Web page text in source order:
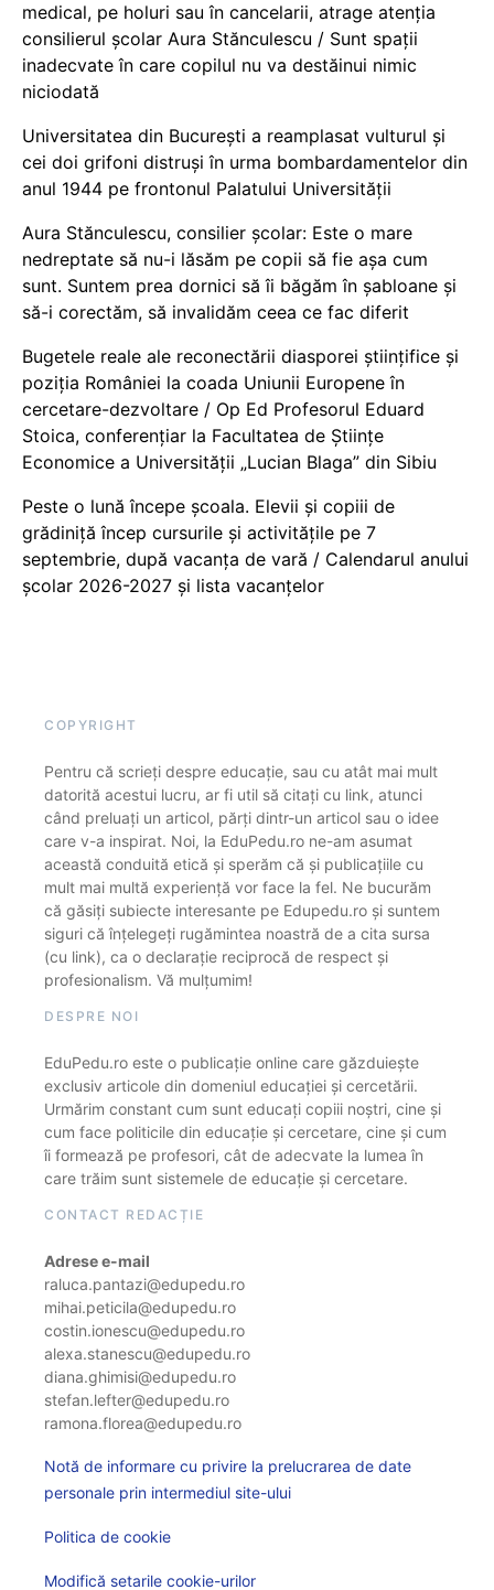
medical, pe holuri sau în cancelarii, atrage atenția
consilierul școlar Aura Stănculescu / Sunt spații
inadecvate în care copilul nu va destăinui nimic
niciodată
Universitatea din București a reamplasat vulturul și
cei doi grifoni distruși în urma bombardamentelor din
anul 1944 pe frontonul Palatului Universității
Aura Stănculescu, consilier școlar: Este o mare
nedreptate să nu-i lăsăm pe copii să fie așa cum
sunt. Suntem prea dornici să îi băgăm în șabloane și
să-i corectăm, să invalidăm ceea ce fac diferit
Bugetele reale ale reconectării diasporei științifice și
poziția României la coada Uniunii Europene în
cercetare-dezvoltare / Op Ed Profesorul Eduard
Stoica, conferențiar la Facultatea de Științe
Economice a Universității „Lucian Blaga” din Sibiu
Peste o lună începe școala. Elevii și copiii de
grădiniță încep cursurile și activitățile pe 7
septembrie, după vacanța de vară / Calendarul anului
școlar 2026-2027 și lista vacanțelor
COPYRIGHT
Pentru că scrieți despre educație, sau cu atât mai mult
datorită acestui lucru, ar fi util să citați cu link, atunci
când preluați un articol, părți dintr-un articol sau o idee
care v-a inspirat. Noi, la EduPedu.ro ne-am asumat
această conduită etică și sperăm că și publicațiile cu
mult mai multă experiență vor face la fel. Ne bucurăm
că găsiți subiecte interesante pe Edupedu.ro și suntem
siguri că înțelegeți rugămintea noastră de a cita sursa
(cu link), ca o declarație reciprocă de respect și
profesionalism. Vă mulțumim!
DESPRE NOI
EduPedu.ro este o publicație online care găzduiește
exclusiv articole din domeniul educației și cercetării.
Urmărim constant cum sunt educați copiii noștri, cine și
cum face politicile din educație și cercetare, cine și cum
îi formează pe profesori, cât de adecvate la lumea în
care trăim sunt sistemele de educație și cercetare.
CONTACT REDACȚIE
Adrese e-mail
raluca.pantazi@edupedu.ro
mihai.peticila@edupedu.ro
costin.ionescu@edupedu.ro
alexa.stanescu@edupedu.ro
diana.ghimisi@edupedu.ro
stefan.lefter@edupedu.ro
ramona.florea@edupedu.ro
Notă de informare cu privire la prelucrarea de date
personale prin intermediul site-ului
Politica de cookie
Modifică setarile cookie-urilor